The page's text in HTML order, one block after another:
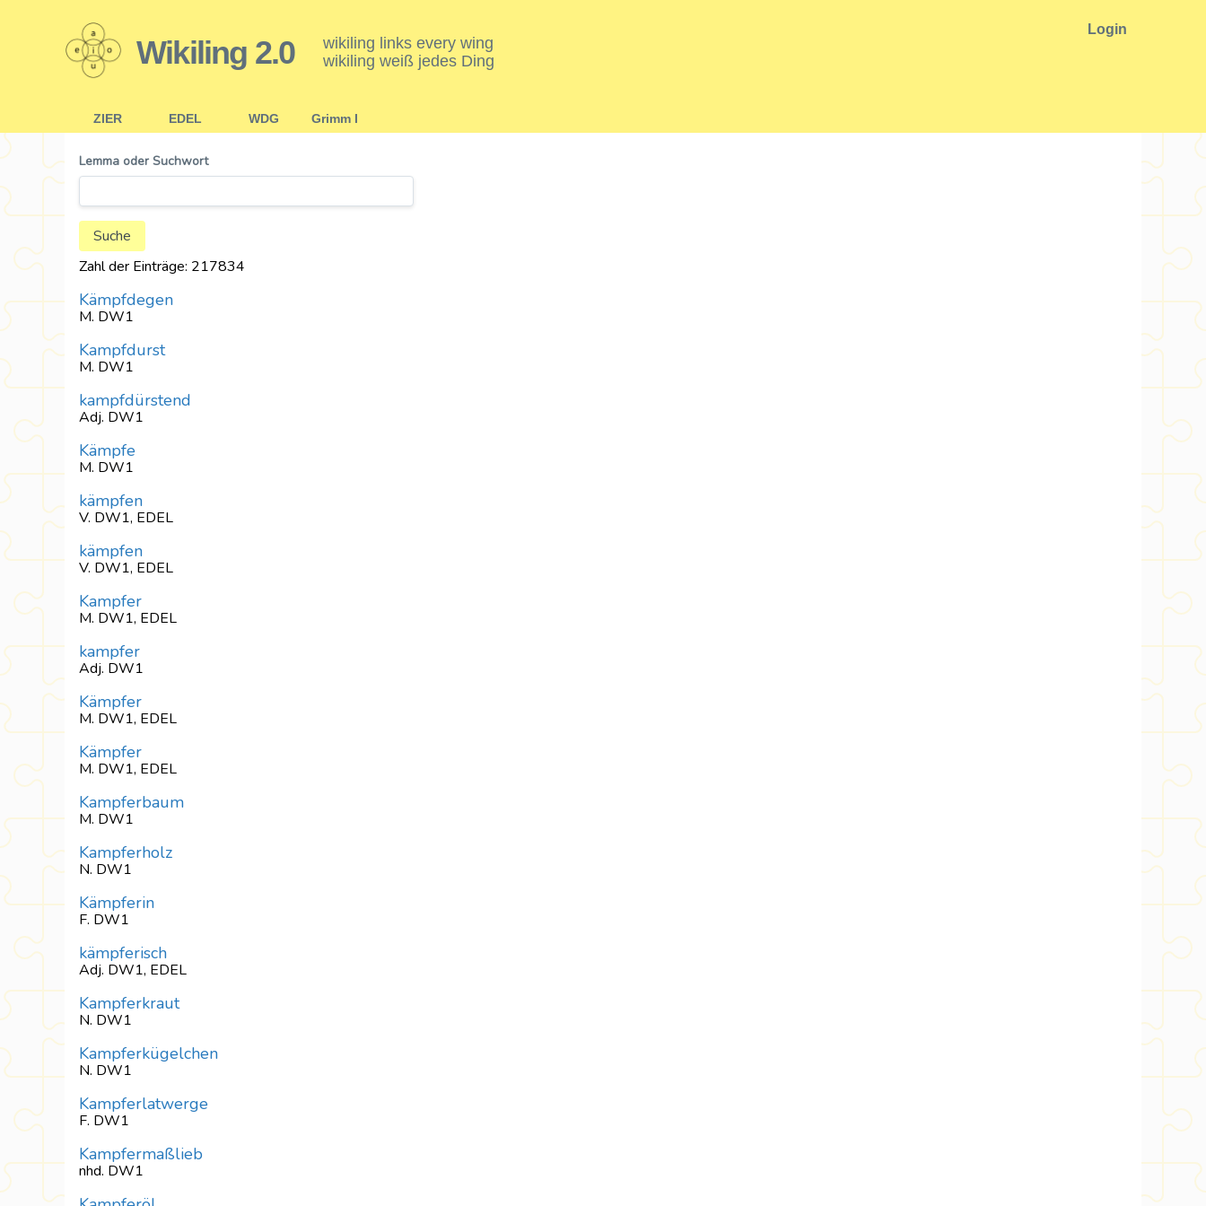
Wikiling 2.0
wikiling links every wing
wikiling weiß jedes Ding
Login
ZIER EDEL WDG Grimm I
Lemma oder Suchwort
Zahl der Einträge: 217834
Kämpfdegen
M. DW1
Kampfdurst
M. DW1
kampfdürstend
Adj. DW1
Kämpfe
M. DW1
kämpfen
V. DW1, EDEL
kämpfen
V. DW1, EDEL
Kampfer
M. DW1, EDEL
kampfer
Adj. DW1
Kämpfer
M. DW1, EDEL
Kämpfer
M. DW1, EDEL
Kampferbaum
M. DW1
Kampferholz
N. DW1
Kämpferin
F. DW1
kämpferisch
Adj. DW1, EDEL
Kampferkraut
N. DW1
Kampferkügelchen
N. DW1
Kampferlatwerge
F. DW1
Kampfermaßlieb
nhd. DW1